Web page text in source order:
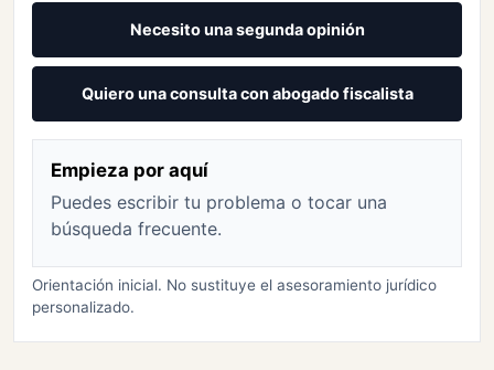
Necesito una segunda opinión
Quiero una consulta con abogado fiscalista
Empieza por aquí
Puedes escribir tu problema o tocar una
búsqueda frecuente.
Orientación inicial. No sustituye el asesoramiento jurídico
personalizado.